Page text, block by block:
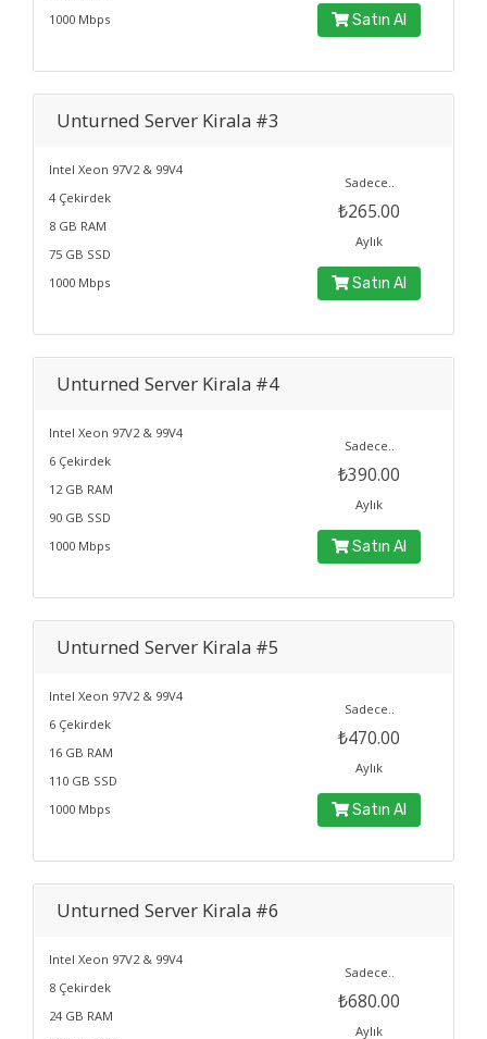
1000 Mbps
Satın Al
Unturned Server Kirala #3
Intel Xeon 97V2 & 99V4
4 Çekirdek
8 GB RAM
75 GB SSD
1000 Mbps
Sadece..
₺265.00
Aylık
Satın Al
Unturned Server Kirala #4
Intel Xeon 97V2 & 99V4
6 Çekirdek
12 GB RAM
90 GB SSD
1000 Mbps
Sadece..
₺390.00
Aylık
Satın Al
Unturned Server Kirala #5
Intel Xeon 97V2 & 99V4
6 Çekirdek
16 GB RAM
110 GB SSD
1000 Mbps
Sadece..
₺470.00
Aylık
Satın Al
Unturned Server Kirala #6
Intel Xeon 97V2 & 99V4
8 Çekirdek
24 GB RAM
Sadece..
₺680.00
Aylık